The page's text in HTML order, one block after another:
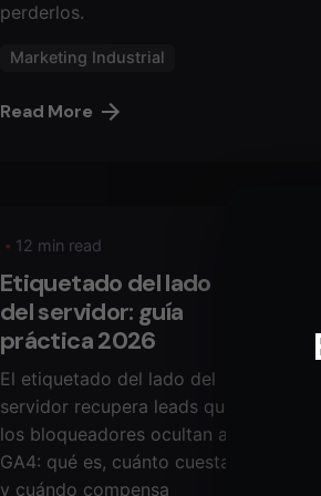
perderlos.
Marketing Industrial
Read More
12 min read
Etiquetado del lado
del servidor: guía
práctica 2026
El etiquetado del lado del
servidor recupera leads que
los bloqueadores ocultan a
GA4: qué es, cuánto cuesta
y cuándo compensa